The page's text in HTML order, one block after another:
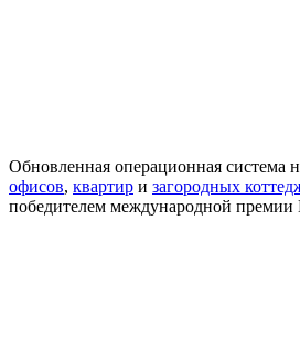
Обновленная операционная
офисов, квартир и загородных
победителем международной премии